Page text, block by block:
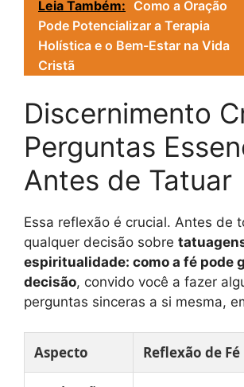
Leia Também: Como a Oração
Pode Potencializar a Terapia
Holística e o Bem-Estar na Vida
Cristã
Discernimento
Perguntas
Antes de Tatuar
Essa reflexão é crucial. Antes de
qualquer decisão sobre
espiritualidade: como a fé pode
decisão, convido você a fazer
perguntas sinceras a si mesma,
Aspecto Reflexão de Fé